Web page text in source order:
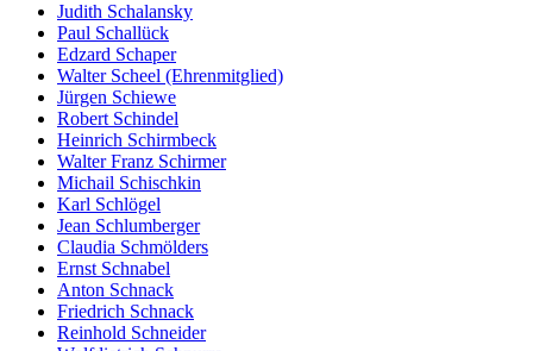
Judith Schalansky
Paul Schallück
Edzard Schaper
Walter Scheel (Ehrenmitglied)
Jürgen Schiewe
Robert Schindel
Heinrich Schirmbeck
Walter Franz Schirmer
Michail Schischkin
Karl Schlögel
Jean Schlumberger
Claudia Schmölders
Ernst Schnabel
Anton Schnack
Friedrich Schnack
Reinhold Schneider